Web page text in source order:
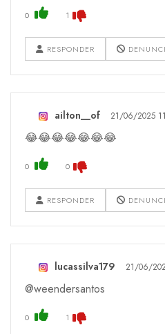
0 1
RESPONDER
ailton__of 21/06/2025
😂😂😂😂😂😂😂
0 0
RESPONDER
lucassilva179 21/06/
@weendersantos
0 1